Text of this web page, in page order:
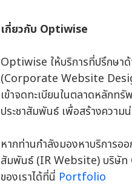
เกี่ยวกับ Optiwise
Optiwise ให้บริการที่ปรึกษา
(Corporate Website
เข้าจดทะเบียนในตลาดหลักท
ประชาสัมพันธ์ เพื่อสร้างความ
หากท่านกำลังมองหาบริการออ
สัมพันธ์ (IR Website) บริษัท
ของเราได้ที่นี่ Portfolio